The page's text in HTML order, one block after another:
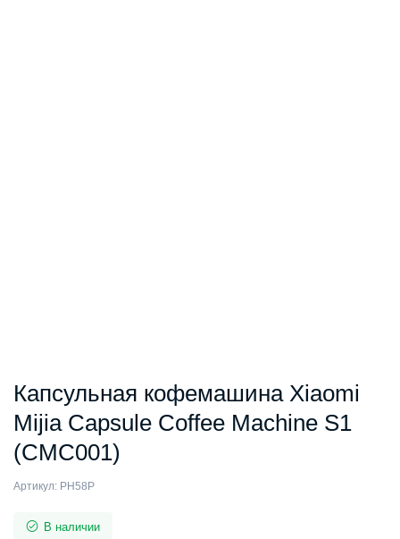
Капсульная кофемашина Xiaomi
Mijia Capsule Coffee Machine S1
(CMC001)
Артикул: PH58P
В наличии